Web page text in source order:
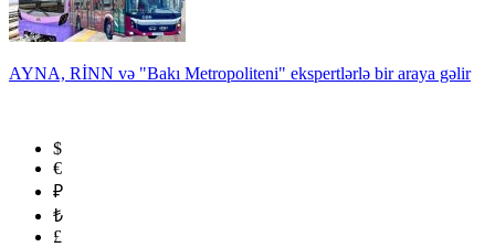
AYNA, RİNN və "Bakı Metropoliteni" ekspertlərlə bir araya gəlir
$
€
₽
₺
£